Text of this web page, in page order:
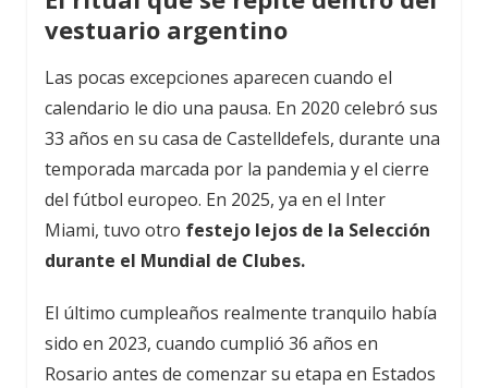
vestuario argentino
Las pocas excepciones aparecen cuando el
calendario le dio una pausa. En 2020 celebró sus
33 años en su casa de Castelldefels, durante una
temporada marcada por la pandemia y el cierre
del fútbol europeo. En 2025, ya en el Inter
Miami, tuvo otro festejo lejos de la Selección
durante el Mundial de Clubes.
El último cumpleaños realmente tranquilo había
sido en 2023, cuando cumplió 36 años en
Rosario antes de comenzar su etapa en Estados